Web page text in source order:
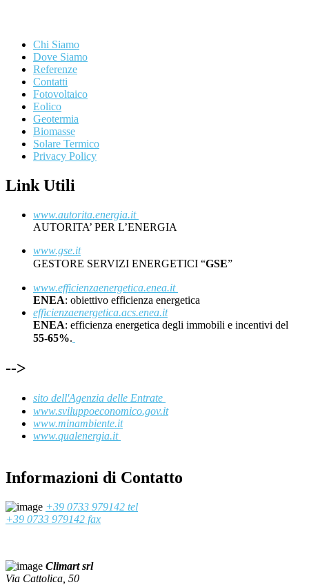
Chi Siamo
Dove Siamo
Referenze
Contatti
Fotovoltaico
Eolico
Geotermia
Biomasse
Solare Termico
Privacy Policy
Link Utili
www.autorita.energia.it
AUTORITA’ PER L’ENERGIA
www.gse.it
GESTORE SERVIZI ENERGETICI “GSE”
www.efficienzaenergetica.enea.it
ENEA: obiettivo efficienza energetica
efficienzaenergetica.acs.enea.it
ENEA: efficienza energetica degli immobili e incentivi del
55-65%.
-->
sito dell'Agenzia delle Entrate
www.sviluppoeconomico.gov.it
www.minambiente.it
www.qualenergia.it
Informazioni di Contatto
+39 0733 979142 tel
+39 0733 979142 fax
Climart srl
Via Cattolica, 50